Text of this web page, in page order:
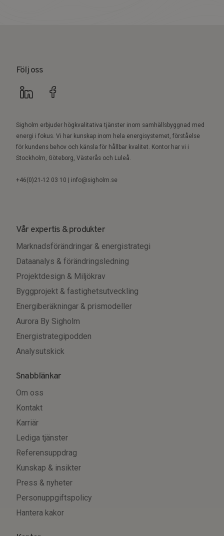
Följ oss
Sigholm erbjuder högkvalitativa tjänster inom samhällsbyggnad med
energi i fokus. Vi har kunskap inom hela energisystemet, förståelse
för kundens behov och känsla för hållbar kvalitet. Kontor har vi i
Stockholm, Göteborg, Västerås och Luleå.
+46(0)21-12 03 10 | info@sigholm.se
Vår expertis & produkter
Marknadsförändringar & energistrategi
Dataanalys & förändringsledning
Projektdesign & Miljökrav
Byggprojekt & fastighetsutveckling
Energiberäkningar & prismodeller
Aurora By Sigholm
Energistrategipodden
Analysutskick
Snabblänkar
Om oss
Kontakt
Karriär
Lediga tjänster
Referensuppdrag
Kunskap & insikter
Press & nyheter
Personuppgiftspolicy
Hantera kakor